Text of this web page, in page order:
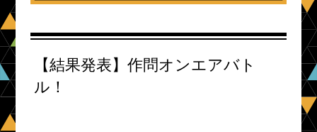
【結果発表】作問オンエアバト
ル！